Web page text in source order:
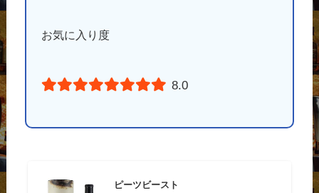
お気に入り度
8.0
ピーツビースト